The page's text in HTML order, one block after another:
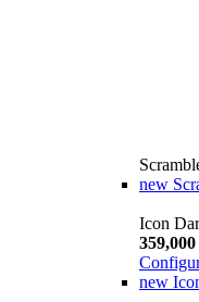
new
Icon
new